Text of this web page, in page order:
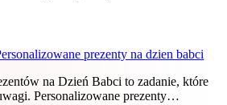
prezenty na dzien babci
na Dzień Babci to zadanie, które
Personalizowane prezenty…